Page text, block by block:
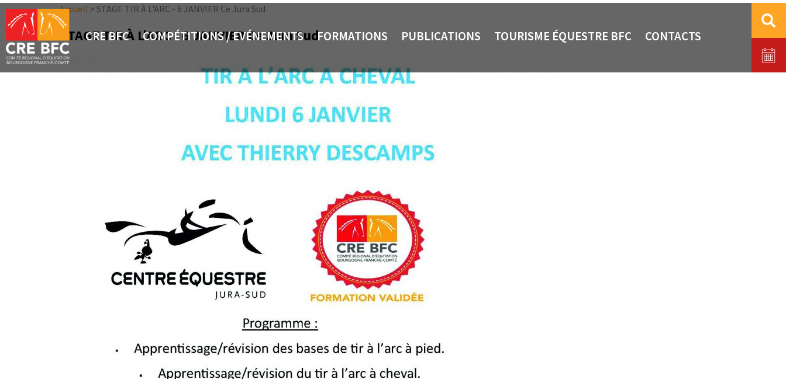
Aller au contenu principal
CRE BFC COMPÉTITIONS / EVÉNEMENTS FORMATIONS PUBLICATIONS TOURISME ÉQUESTRE BFC CONTACTS
Accueil > STAGE TIR À L'ARC - 6 JANVIER Ce Jura Sud
STAGE TIR À L'ARC - 6 JANVIER Ce Jura Sud